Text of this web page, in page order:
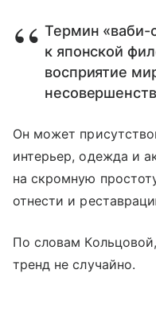
Термин «ваби-
к японской
восприятие
Он может
интерьер, одежда и
на скромную
отнести и
По словам
тренд не случайно.